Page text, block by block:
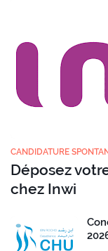
CANDIDATURE
Déposez
chez Inwi